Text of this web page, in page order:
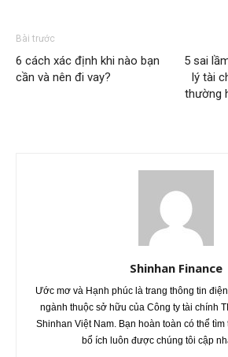
Bài trước
6 cách xác định khi nào bạn
cần và nên đi vay?
5 sai
lý tài
thường
Shinhan Finance
Ước mơ và Hạnh phúc là trang thông tin
ngành thuộc sở hữu của Công ty tài chính
Shinhan Việt Nam. Bạn hoàn toàn có thể
bổ ích luôn được chúng tôi cập